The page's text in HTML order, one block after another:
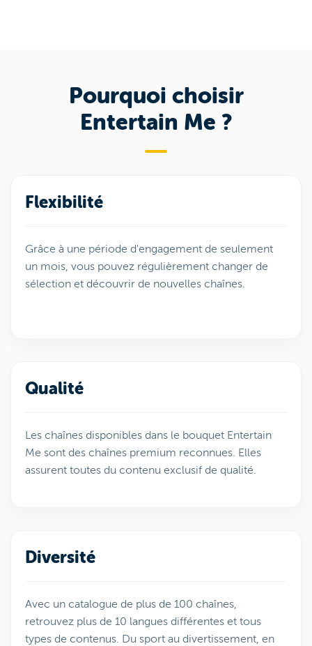
Pourquoi choisir
Entertain Me ?
Flexibilité
Grâce à une période d'engagement de seulement
un mois, vous pouvez régulièrement changer de
sélection et découvrir de nouvelles chaînes.
Qualité
Les chaînes disponibles dans le bouquet Entertain
Me sont des chaînes premium reconnues. Elles
assurent toutes du contenu exclusif de qualité.
Diversité
Avec un catalogue de plus de 100 chaînes,
retrouvez plus de 10 langues différentes et tous
types de contenus. Du sport au divertissement, en